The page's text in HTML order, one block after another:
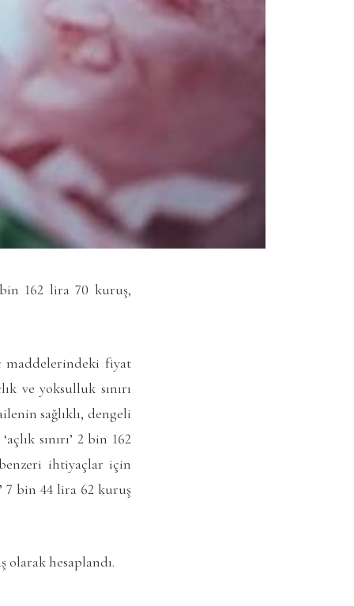
bin 162 lira 70 kuruş,
maddelerindeki fiyat
ve yoksulluk sınırı
sağlıklı, dengeli
sınırı’ 2 bin 162
ihtiyaçlar için
7 bin 44 lira 62 kuruş
olarak hesaplandı.